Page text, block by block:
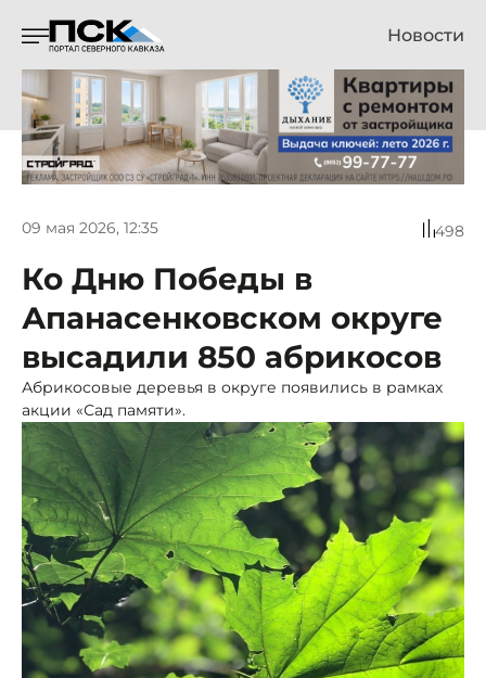
Новости
09 мая 2026, 12:35 498
Ко Дню Победы в
Апанасенковском округе
высадили 850 абрикосов
Абрикосовые деревья в округе появились в рамках
акции «Сад памяти».